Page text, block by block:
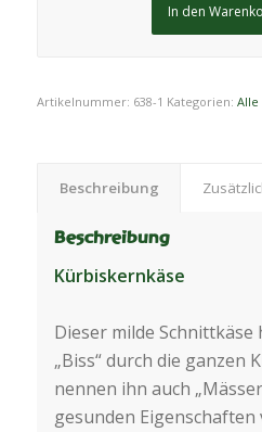
In den
Artikelnummer: 638-1 Kategorien: Alle
Beschreibung
Beschreibung
Kürbiskernkäse
Dieser milde
„Biss“ durch die ganzen
nennen ihn auch
gesunden